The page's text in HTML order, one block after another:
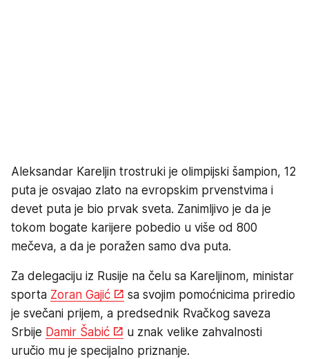
Aleksandar Kareljin trostruki je olimpijski šampion, 12
puta je osvajao zlato na evropskim prvenstvima i
devet puta je bio prvak sveta. Zanimljivo je da je
tokom bogate karijere pobedio u više od 800
mečeva, a da je poražen samo dva puta.
Za delegaciju iz Rusije na čelu sa Kareljinom, ministar
sporta Zoran Gajić
sa svojim pomoćnicima priredio
je svečani prijem, a predsednik Rvačkog saveza
Srbije Damir Šabić
u znak velike zahvalnosti
uručio mu je specijalno priznanje.